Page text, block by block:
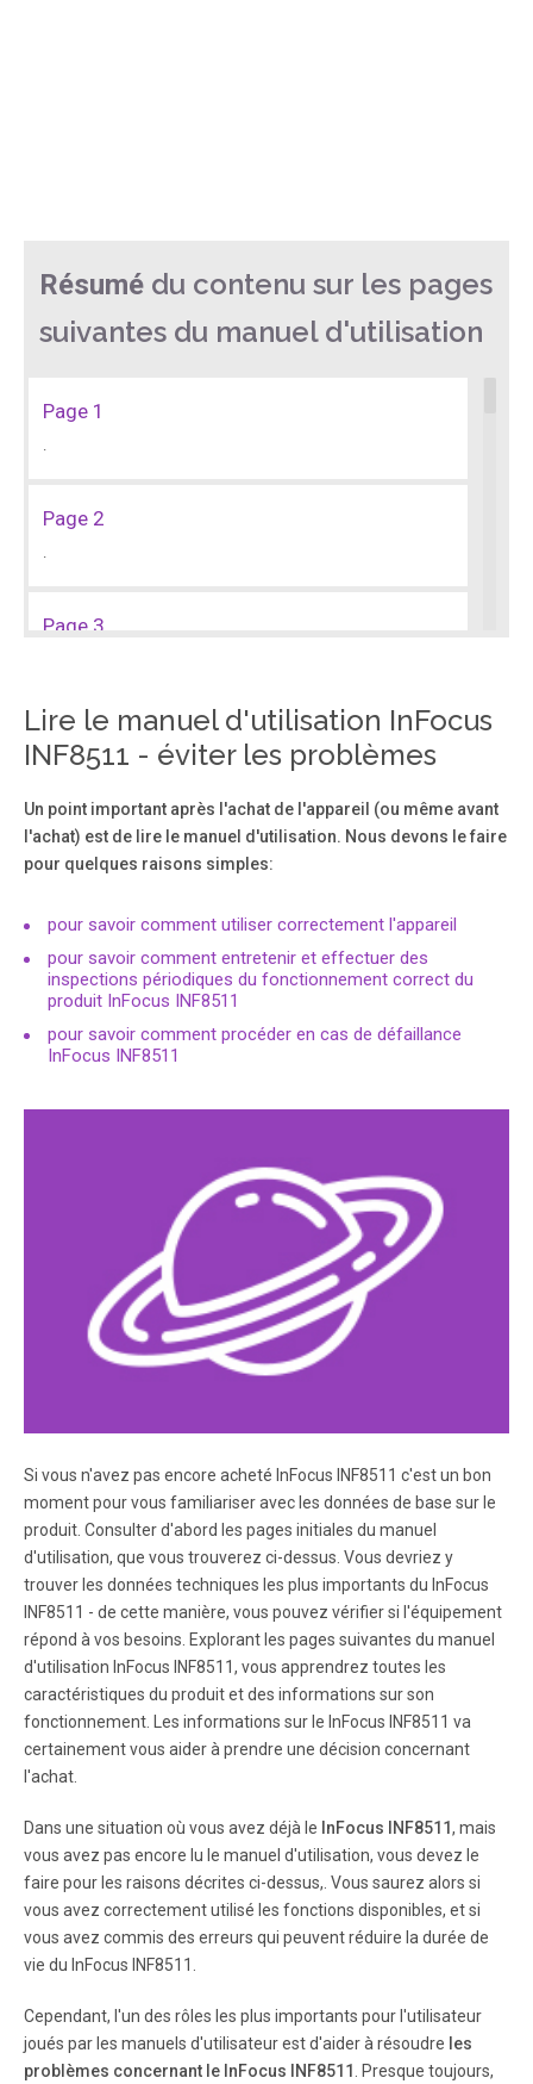
Résumé du contenu sur les pages
suivantes du manuel d'utilisation
Page 1
.
Page 2
.
Page 3
Page 4
.
Page 5
.
Page 7
Page 11
Page 12
Page 13
.
Page 15
.
Page 16
.
Lire le manuel d'utilisation InFocus
INF8511 - éviter les problèmes
Un point important après l'achat de l'appareil (ou même avant
l'achat) est de lire le manuel d'utilisation. Nous devons le faire
pour quelques raisons simples:
pour savoir comment utiliser correctement l'appareil
pour savoir comment entretenir et effectuer des
inspections périodiques du fonctionnement correct du
produit InFocus INF8511
pour savoir comment procéder en cas de défaillance
InFocus INF8511
Si vous n'avez pas encore acheté InFocus INF8511 c'est un bon
moment pour vous familiariser avec les données de base sur le
produit. Consulter d'abord les pages initiales du manuel
d'utilisation, que vous trouverez ci-dessus. Vous devriez y
trouver les données techniques les plus importants du InFocus
INF8511 - de cette manière, vous pouvez vérifier si l'équipement
répond à vos besoins. Explorant les pages suivantes du manuel
d'utilisation InFocus INF8511, vous apprendrez toutes les
caractéristiques du produit et des informations sur son
fonctionnement. Les informations sur le InFocus INF8511 va
certainement vous aider à prendre une décision concernant
l'achat.
Dans une situation où vous avez déjà le InFocus INF8511, mais
vous avez pas encore lu le manuel d'utilisation, vous devez le
faire pour les raisons décrites ci-dessus,. Vous saurez alors si
vous avez correctement utilisé les fonctions disponibles, et si
vous avez commis des erreurs qui peuvent réduire la durée de
vie du InFocus INF8511.
Cependant, l'un des rôles les plus importants pour l'utilisateur
joués par les manuels d'utilisateur est d'aider à résoudre les
problèmes concernant le InFocus INF8511
. Presque toujours,